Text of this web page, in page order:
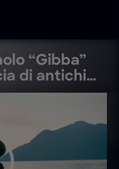
“Gibba”
di antichi